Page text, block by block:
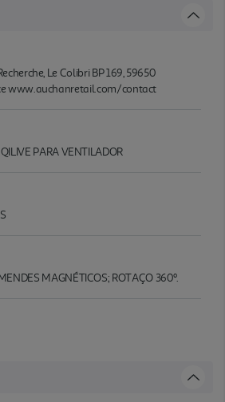
Le Colibri BP 169, 59650
www.auchanretail.com/contact
PARA VENTILADOR
MAGNÉTICOS; ROTAÇO 360º.